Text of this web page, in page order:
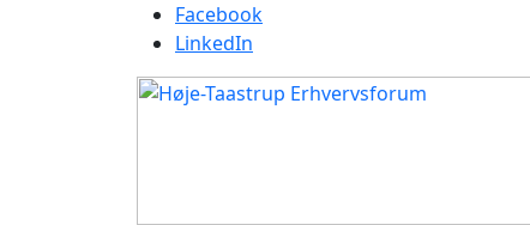
Facebook
LinkedIn